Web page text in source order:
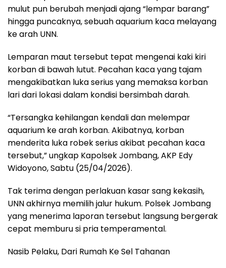
mulut pun berubah menjadi ajang “lempar barang”
hingga puncaknya, sebuah aquarium kaca melayang
ke arah UNN.
Lemparan maut tersebut tepat mengenai kaki kiri
korban di bawah lutut. Pecahan kaca yang tajam
mengakibatkan luka serius yang memaksa korban
lari dari lokasi dalam kondisi bersimbah darah.
“Tersangka kehilangan kendali dan melempar
aquarium ke arah korban. Akibatnya, korban
menderita luka robek serius akibat pecahan kaca
tersebut,” ungkap Kapolsek Jombang, AKP Edy
Widoyono, Sabtu (25/04/2026).
Tak terima dengan perlakuan kasar sang kekasih,
UNN akhirnya memilih jalur hukum. Polsek Jombang
yang menerima laporan tersebut langsung bergerak
cepat memburu si pria temperamental.
Nasib Pelaku, Dari Rumah Ke Sel Tahanan